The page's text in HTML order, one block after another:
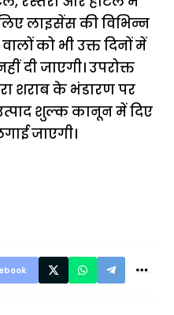
लाइसेंस की विभिन्न
को भी उक्त दिनों में
दी जाएगी। उपरोक्त
शराब के भंडारण पर
शुल्क कानून में दिए
जाएगी।